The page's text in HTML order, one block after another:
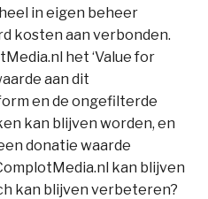
in eigen beheer
kosten aan verbonden.
het ‘Value for
aan dit
en de ongefilterde
kan blijven worden, en
donatie waarde
kan blijven
kan blijven verbeteren?